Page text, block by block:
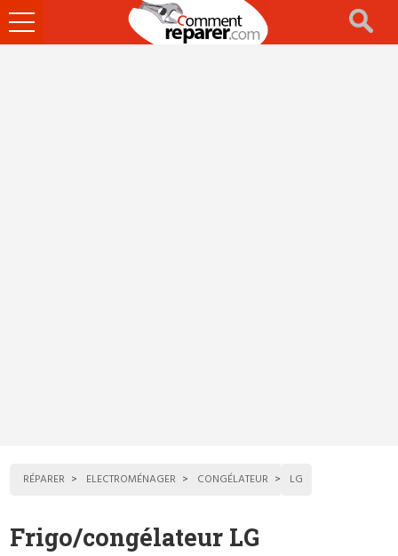
Ouvrir
le
RÉPARER ELECTROMÉNAGER CONGÉLATEUR LG
Frigo/congélateur LG